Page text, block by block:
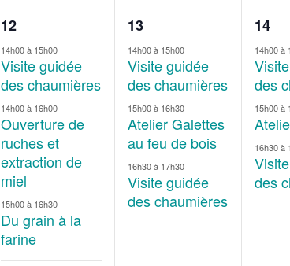
4
évènements,
12
14h00à 15h00
Visite guidée
des chaumières
14h00à 16h00
Ouverture de
ruches et
extraction de
miel
15h00à 16h30
Du grain à la
farine
3
évènements,
13
14h00à 15h00
Visite guidée
des chaumières
15h00à 16h30
Atelier Galettes
au feu de bois
16h30à 17h30
Visite guidée
des chaumières
3
14
14h00à
des
15h00à
16h30à
des